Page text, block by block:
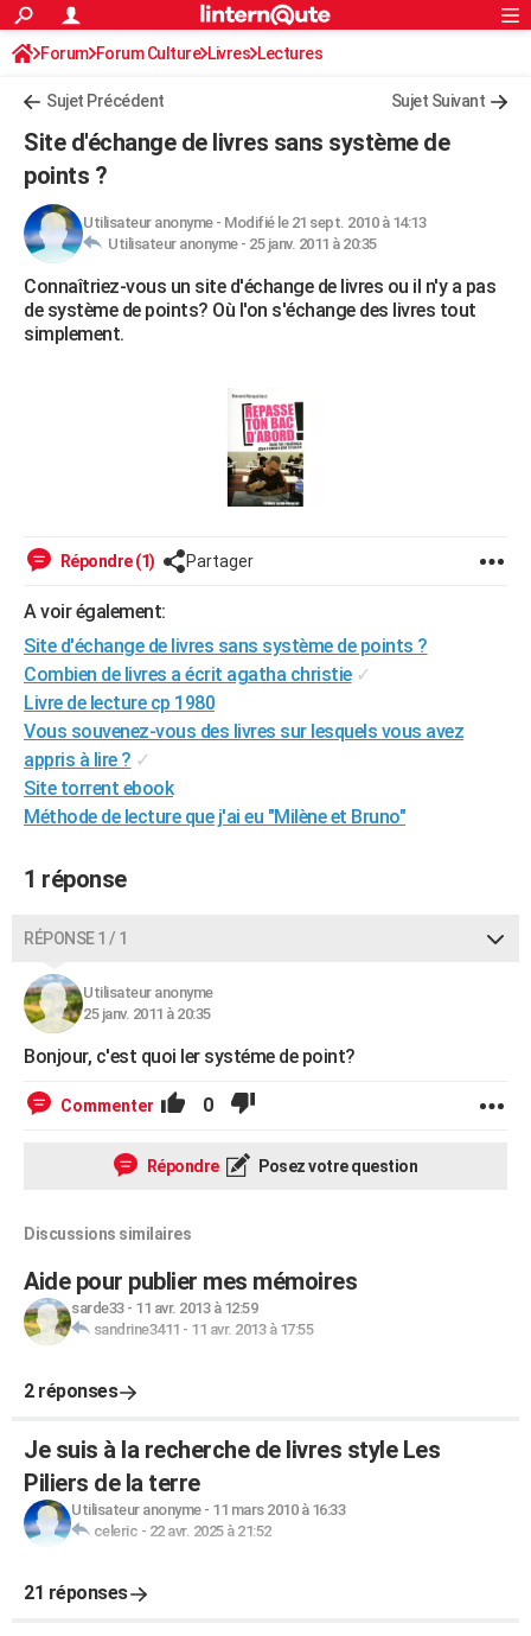
ACTUALITÉS
Politique
Société
Faits Divers
Education
Monde
Villes
+
Programme TV
Streaming
Cinéma
Sorties cinéma
Musique
FINANCE
Retraite
Impôts
Epargne
Immobilier
Risques naturels par ville
Banque
Assurance
Crédit
AUTO
Essais
Réserver un essai
Citadines
Berlines
SUV
Forum auto
HIGH-TECH
Mobiles
Meilleur smartphone
Internet
Ordinateurs
Jeux vidéo
Guide high-tech
+BRICOLAGE
Destinations
City break
Voyage nature
Voyage de noces
Forum
Climat
PHOTO
GUIDES D'ACHAT
BONS PLANS
CARTE DE VOEUX
Carte de Noël
Carte Bonne année
Carte Saint-Valentin
Carte Pâques
Carte d'anniversaire
DICTIONNAIRE
Dictionnaire
Biographies
Citations
Expressions
Proverbes
PROGRAMME TV
S'inscrire
Se connecter
Lycées
Collèges
Primaires
Universités
Entreprises
Service militaire
Avis de recherche
AVIS DE DÉCÈS
FORUM
Bricolage
Lifestyle
Culture
Sport
Auto
Television
Voyage
Cinema
S'inscrire
Connexion
Forum Forum Culture Livres Lectures
Sujet Précédent Sujet Suivant
Site d'échange de livres sans système de
points ?
Utilisateur anonyme- Modifié le 21 sept. 2010 à 14:13
Utilisateur anonyme - 25 janv. 2011 à 20:35
Connaîtriez-vous un site d'échange de livres ou il n'y a pas
de système de points? Où l'on s'échange des livres tout
simplement.
Répondre (1) Partager
A voir également:
Site d'échange de livres sans système de points ?
Combien de livres a écrit agatha christie ✓
Livre de lecture cp 1980
Vous souvenez-vous des livres sur lesquels vous avez
appris à lire ? ✓
Site torrent ebook
Méthode de lecture que j'ai eu "Milène et Bruno"
1 réponse
RÉPONSE 1 / 1
Utilisateur anonyme
25 janv. 2011 à 20:35
Bonjour, c'est quoi ler systéme de point?
Commenter 0
Répondre Posez votre question
Discussions similaires
Aide pour publier mes mémoires
sarde33- 11 avr. 2013 à 12:59
sandrine3411 - 11 avr. 2013 à 17:55
2 réponses
Je suis à la recherche de livres style Les
Piliers de la terre
Utilisateur anonyme- 11 mars 2010 à 16:33
celeric - 22 avr. 2025 à 21:52
21 réponses